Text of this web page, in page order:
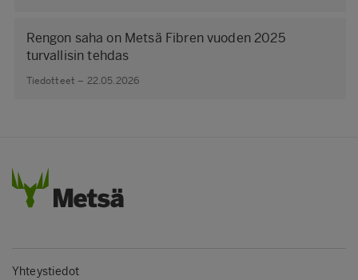
Rengon saha on Metsä Fibren vuoden 2025
turvallisin tehdas
Tiedotteet – 22.05.2026
Yhteystiedot